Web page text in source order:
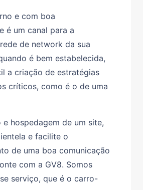
e com boa
é um canal para a
de network da sua
é bem estabelecida,
a criação de estratégias
críticos, como é o de uma
e hospedagem de um site,
e facilite o
de uma boa comunicação
com a GV8. Somos
serviço, que é o carro-